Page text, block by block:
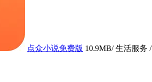
点众小说免费版 10.9MB/ 生活服务 /